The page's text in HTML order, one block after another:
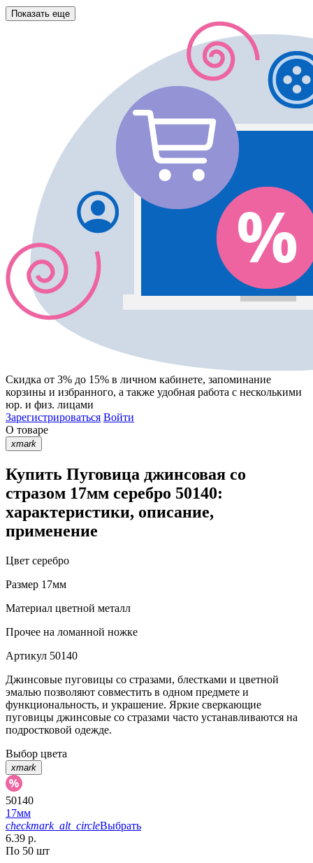
Показать еще
Скидка от 3% до 15% в личном кабинете, запоминание
корзины и избранного, а также удобная работа с несколькими
юр. и физ. лицами
Зарегистрироваться Войти
О товаре
xmark
Купить Пуговица джинсовая со
стразом 17мм серебро 50140:
характеристики, описание,
применение
Цвет серебро
Размер 17мм
Материал цветной металл
Прочее на ломанной ножке
Артикул 50140
Джинсовые пуговицы со стразами, блестками и цветной
эмалью позволяют совместить в одном предмете и
функциональность, и украшение. Яркие сверкающие
пуговицы джинсовые со стразами часто устанавливаются на
подростковой одежде.
Выбор цвета
xmark
50140
17мм
checkmark_alt_circleВыбрать
6.39 р.
По 50 шт